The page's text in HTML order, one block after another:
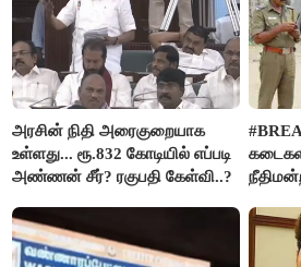
அரசின் நிதி அரைகுறையாக
உள்ளது... ரூ.832 கோடியில் எப்படி
அண்ணன் சீர்? ரகுபதி கேள்வி..?